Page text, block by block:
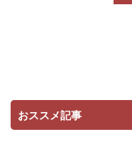
おススメ記事